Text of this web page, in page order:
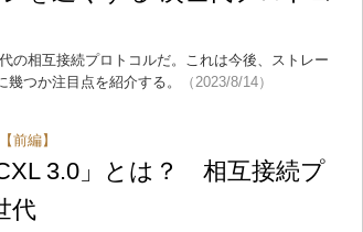
の相互接続プロトコルだ。これは今後、ストレー
つか注目点を紹介する。
（2023/8/14）
前編】
3.0」とは？ 相互接続プ
代